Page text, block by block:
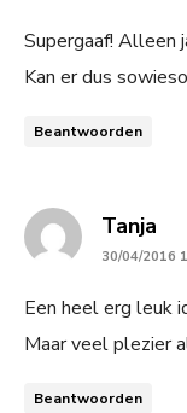
Supergaaf! Alleen
Kan er dus
Beantwoorden
Tanja
30/04/2016
Een heel erg leuk
Maar veel plezier
Beantwoorden